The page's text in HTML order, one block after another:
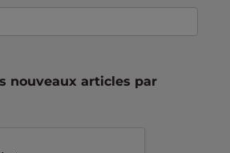
nouveaux articles par